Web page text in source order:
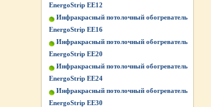
EnergoStrip EE12
Инфракрасный потолочный обогреватель
EnergoStrip EE16
Инфракрасный потолочный обогреватель
EnergoStrip EE20
Инфракрасный потолочный обогреватель
EnergoStrip EE24
Инфракрасный потолочный обогреватель
EnergoStrip EE30